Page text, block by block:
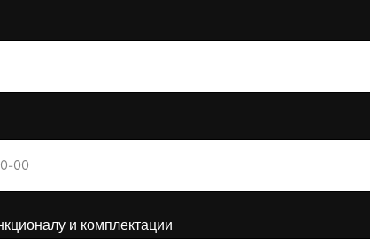
и комплектации